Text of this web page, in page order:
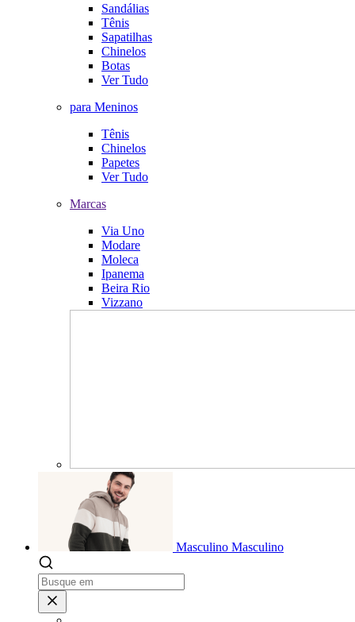
Sandálias
Tênis
Sapatilhas
Chinelos
Botas
Ver Tudo
para Meninos
Tênis
Chinelos
Papetes
Ver Tudo
Marcas
Via Uno
Modare
Moleca
Ipanema
Beira Rio
Vizzano
Masculino Masculino